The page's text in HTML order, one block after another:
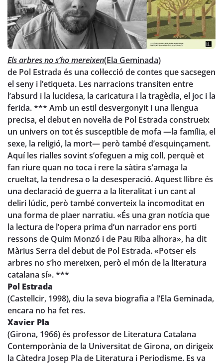
Els arbres no s’ho mereixen(Ela Geminada)
de Pol Estrada és una col·lecció de contes que sacsegen
el seny i l’etiqueta. Les narracions transiten entre
l’absurd i la lucidesa, la caricatura i la tragèdia, el joc i la
ferida. *** Amb un estil desvergonyit i una llengua
precisa, el debut en novel·la de Pol Estrada construeix
un univers on tot és susceptible de mofa —la família, el
sexe, la religió, la mort— però també d’esquinçament.
Aquí les rialles sovint s’ofeguen a mig coll, perquè et
fan riure quan no toca i rere la sàtira s’amaga la
crueltat, la tendresa o la desesperació. Aquest llibre és
una declaració de guerra a la literalitat i un cant al
deliri lúdic, però també converteix la incomoditat en
una forma de plaer narratiu. «És una gran notícia que
la lectura de l’opera prima d’un narrador ens porti
ressons de Quim Monzó i de Pau Riba alhora», ha dit
Màrius Serra del debut de Pol Estrada. «Potser els
arbres no s’ho mereixen, però el món de la literatura
catalana sí». ***
Pol Estrada
(Castellcir, 1998), diu la seva biografia a l’Ela Geminada,
encara no ha fet res.
Xavier Pla
(Girona, 1966) és professor de Literatura Catalana
Contemporània de la Universitat de Girona, on dirigeix
la Càtedra Josep Pla de Literatura i Periodisme. Es va